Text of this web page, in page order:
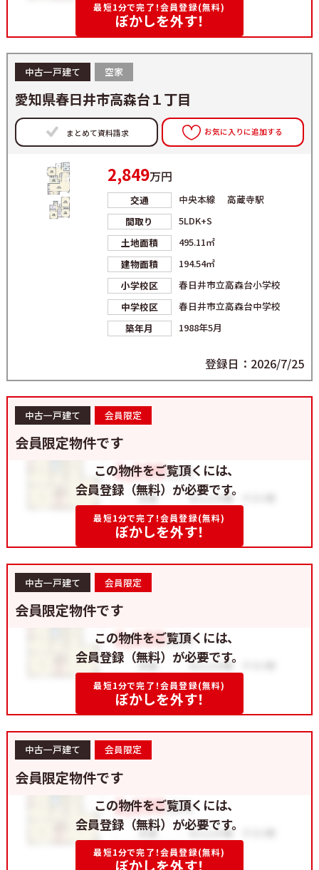
最短1分で完了！会員登録(無料)
ぼかしを外す！
中古一戸建て 空家
愛知県春日井市高森台１丁目
まとめて資料請求 お気に入りに追加する
2,849万円
交通
中央本線 高蔵寺駅
間取り
5LDK+S
土地面積
495.11㎡
建物面積
194.54㎡
小学校区
春日井市立高森台小学校
中学校区
春日井市立高森台中学校
築年月
1988年5月
登録日：2026/7/25
中古一戸建て 会員限定
会員限定物件です
この物件をご覧頂くには、
会員登録（無料）が必要です。
最短1分で完了！会員登録(無料)
ぼかしを外す！
中古一戸建て 会員限定
会員限定物件です
この物件をご覧頂くには、
会員登録（無料）が必要です。
最短1分で完了！会員登録(無料)
ぼかしを外す！
中古一戸建て 会員限定
会員限定物件です
この物件をご覧頂くには、
会員登録（無料）が必要です。
最短1分で完了！会員登録(無料)
ぼかしを外す！